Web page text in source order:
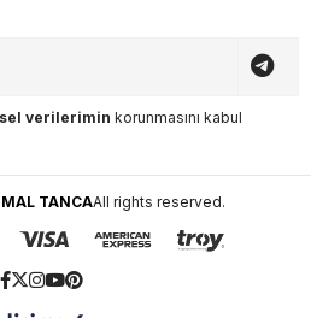
verilerimin korunmasını kabul
TANCAAll rights reserved.